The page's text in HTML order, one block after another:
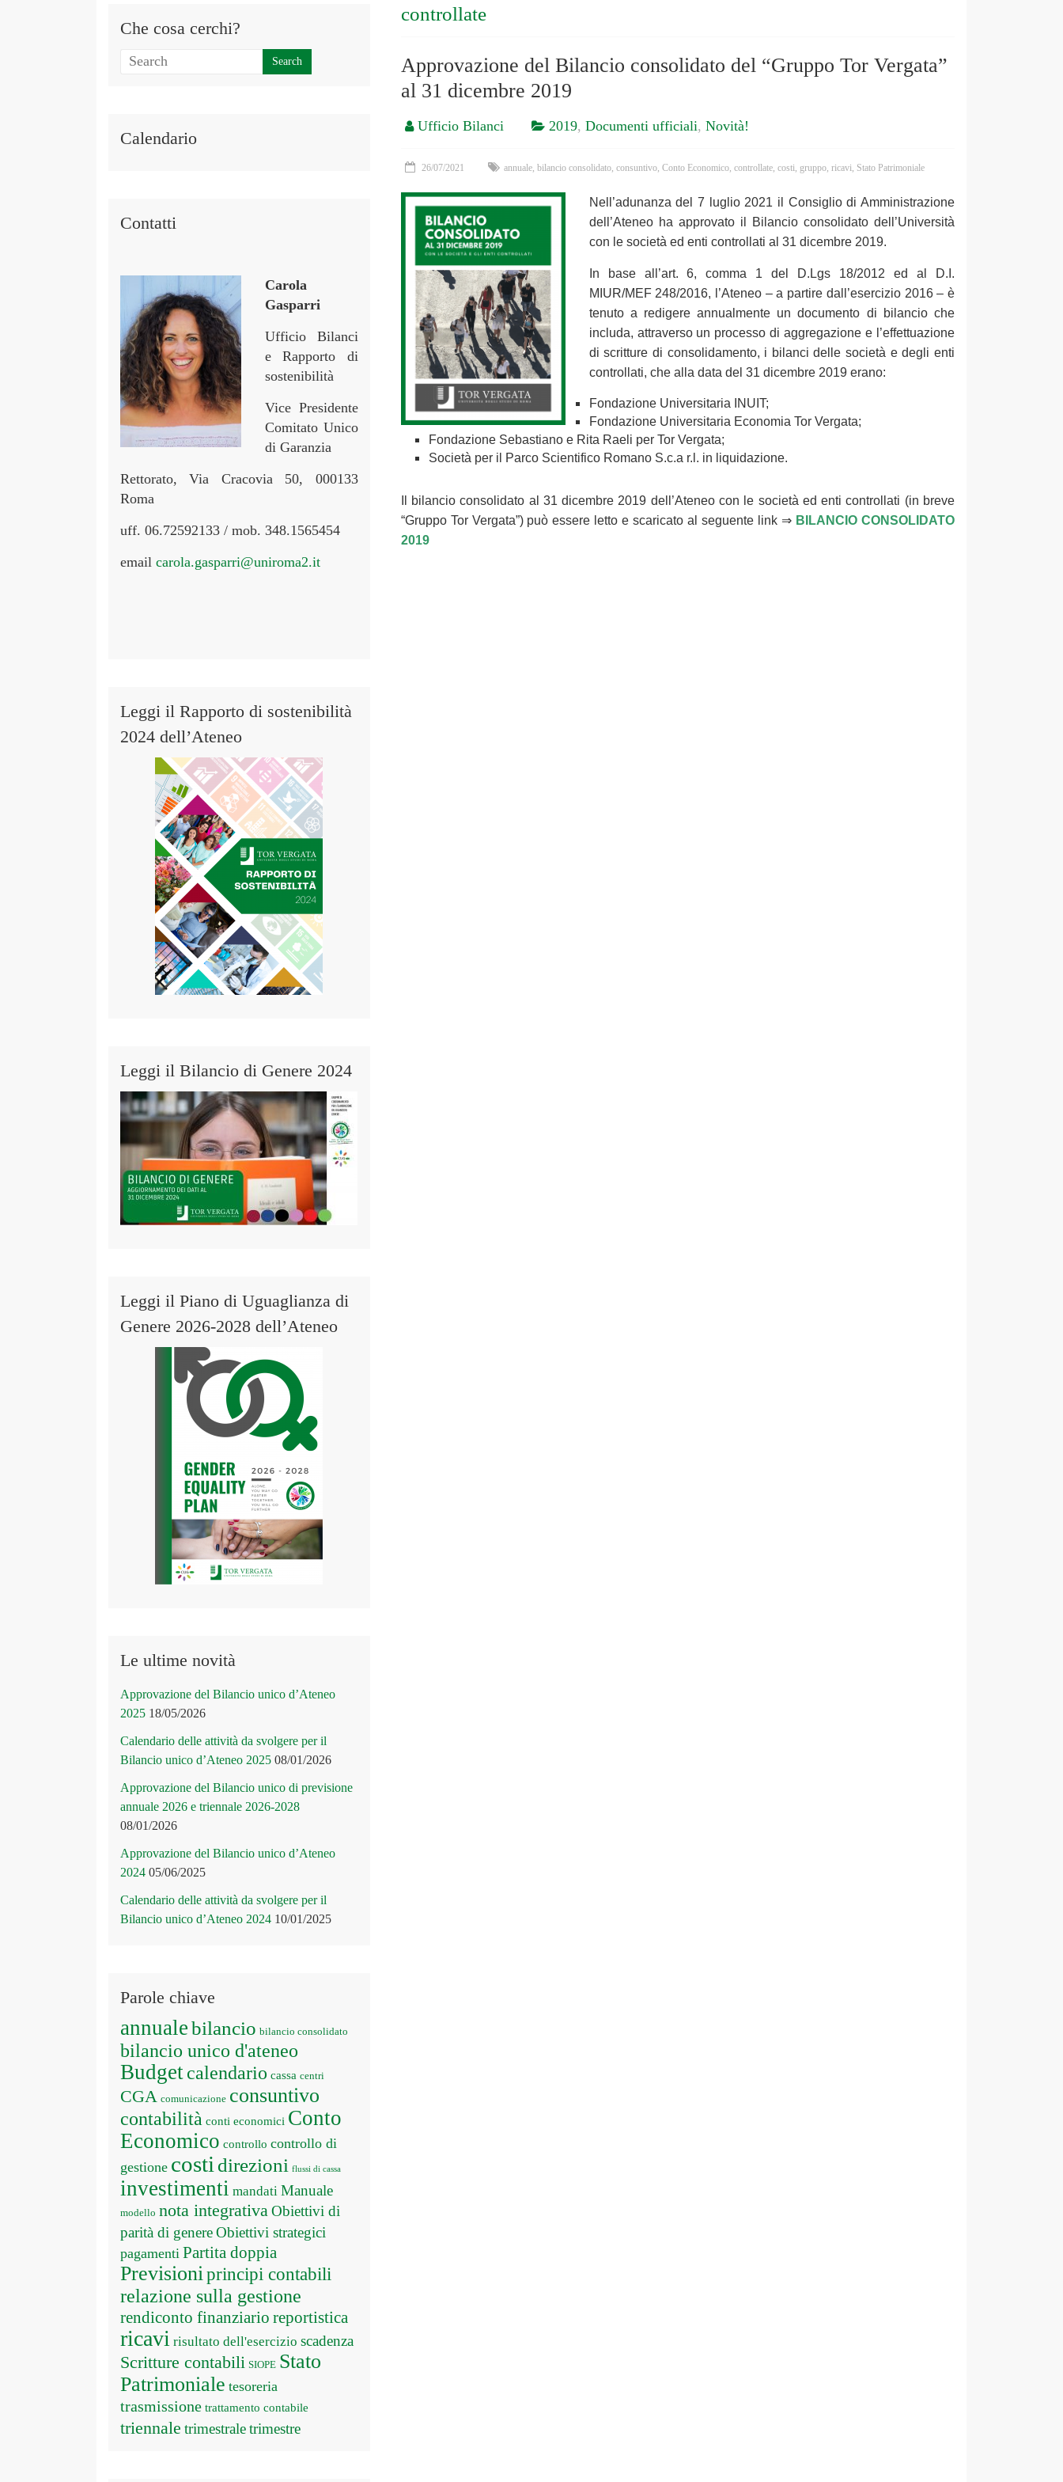
controllate
Approvazione del Bilancio consolidato del “Gruppo Tor Vergata”
al 31 dicembre 2019
Ufficio Bilanci 2019, Documenti ufficiali, Novità!
26/07/2021 annuale, bilancio consolidato, consuntivo, Conto Economico, controllate, costi gruppo, ricavi Stato Patrimoniale
Nell’adunanza del 7 luglio 2021 il Consiglio di Amministrazione
dell’Ateneo ha approvato il Bilancio consolidato dell’Università
con le società ed enti controllati al 31 dicembre 2019.
In base all’art. 6, comma 1 del D.Lgs 18/2012 ed al D.I.
MIUR/MEF 248/2016, l’Ateneo – a partire dall’esercizio 2016 – è
tenuto a redigere annualmente un documento di bilancio che
includa, attraverso un processo di aggregazione e l’effettuazione
di scritture di consolidamento, i bilanci delle società e degli enti
controllati, che alla data del 31 dicembre 2019 erano:
Fondazione Universitaria INUIT;
Fondazione Universitaria Economia Tor Vergata;
Fondazione Sebastiano e Rita Raeli per Tor Vergata;
Società per il Parco Scientifico Romano S.c.a r.l. in liquidazione.
Il bilancio consolidato al 31 dicembre 2019 dell’Ateneo con le società ed enti controllati (in breve
“Gruppo Tor Vergata”) può essere letto e scaricato al seguente link ⇒ BILANCIO CONSOLIDATO
2019
Che cosa cerchi?
Calendario
Contatti
Carola
Gasparri
Ufficio Bilanci
e Rapporto di
sostenibilità
Vice Presidente
Comitato Unico
di Garanzia
Rettorato, Via Cracovia 50, 000133
Roma
uff. 06.72592133 / mob. 348.1565454
email carola.gasparri@uniroma2.it
Leggi il Rapporto di sostenibilità
2024 dell’Ateneo
Leggi il Bilancio di Genere 2024
Leggi il Piano di Uguaglianza di
Genere 2026-2028 dell’Ateneo
Le ultime novità
Approvazione del Bilancio unico d’Ateneo
2025 18/05/2026
Calendario delle attività da svolgere per il
Bilancio unico d’Ateneo 2025 08/01/2026
Approvazione del Bilancio unico di previsione
annuale 2026 e triennale 2026-2028
08/01/2026
Approvazione del Bilancio unico d’Ateneo
2024 05/06/2025
Calendario delle attività da svolgere per il
Bilancio unico d’Ateneo 2024 10/01/2025
Parole chiave
annualebilancio bilancio consolidato
bilancio unico d'ateneo
Budgetcalendario cassa centri
CGA comunicazione consuntivo
contabilità conti economici Conto
Economico controllo controllo di
gestione costi direzioni flussi di cassa
investimenti mandati Manuale
modello nota integrativa Obiettivi di
parità di genereObiettivi strategici
pagamenti Partita doppia
Previsioni principi contabili
relazione sulla gestione
rendiconto finanziario reportistica
ricavi risultato dell'esercizio scadenza
Scritture contabili SIOPE Stato
Patrimoniale tesoreria
trasmissione trattamento contabile
triennale trimestraletrimestre